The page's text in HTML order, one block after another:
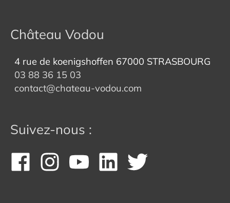
Château Vodou
4 rue de koenigshoffen 67000 STRASBOURG
03 88 36 15 03
contact@chateau-vodou.com
Suivez-nous :